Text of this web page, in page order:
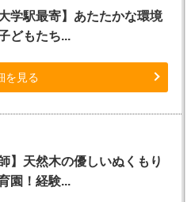
大学駅最寄】あたたかな環境
どもたち...
を見る
】天然木の優しいぬくもり
園！経験...